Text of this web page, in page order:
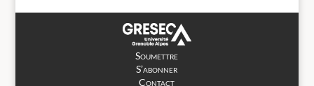
Soumettre
S’abonner
Contact